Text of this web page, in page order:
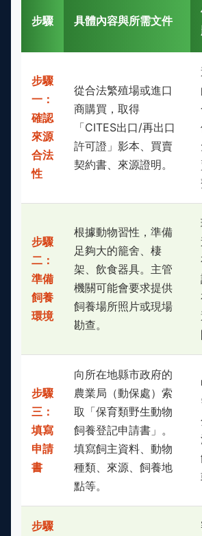
步驟 具體內容與所需文件
步驟
一：
確認
來源
合法
性
從合法繁殖場或進口
商購買，取得
「CITES出口/再出口
許可證」影本、買賣
契約書、來源證明。
步驟
二：
準備
飼養
環境
根據動物習性，準備
足夠大的籠舍、棲
架、飲食器具。主管
機關可能會要求提供
飼養場所照片或現場
勘查。
步驟
三：
填寫
申請
書
向所在地縣市政府的
農業局（動保處）索
取「保育類野生動物
飼養登記申請書」。
填寫飼主資料、動物
種類、來源、飼養地
點等。
步驟